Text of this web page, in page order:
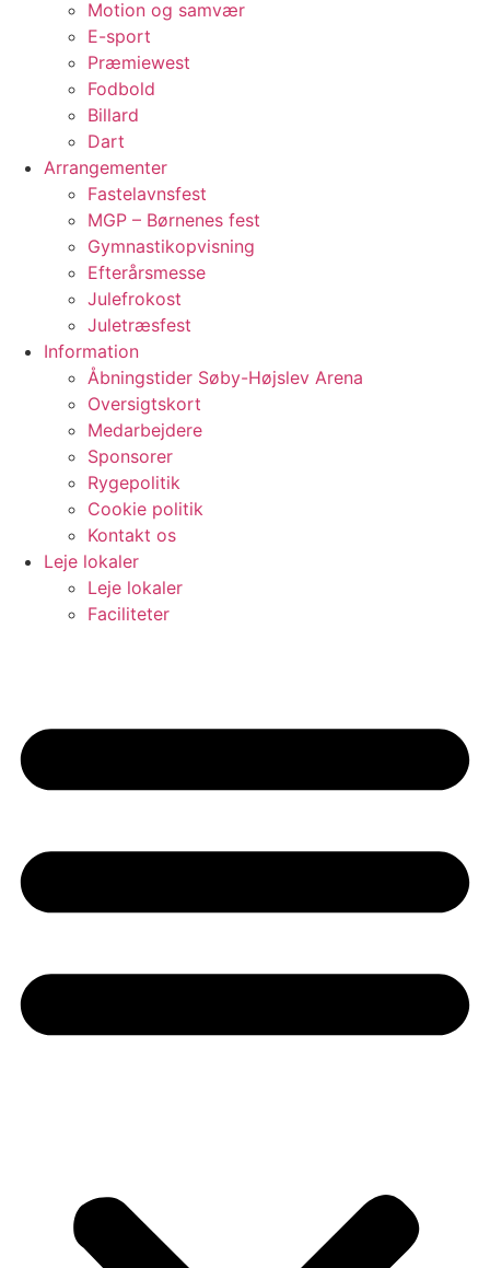
Motion og samvær
E-sport
Præmiewest
Fodbold
Billard
Dart
Arrangementer
Fastelavnsfest
MGP – Børnenes fest
Gymnastikopvisning
Efterårsmesse
Julefrokost
Juletræsfest
Information
Åbningstider Søby-Højslev Arena
Oversigtskort
Medarbejdere
Sponsorer
Rygepolitik
Cookie politik
Kontakt os
Leje lokaler
Leje lokaler
Faciliteter